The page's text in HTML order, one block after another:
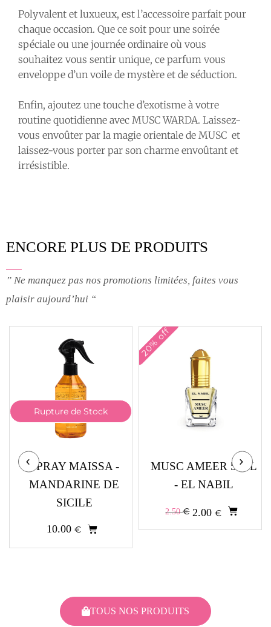
Polyvalent et luxueux, est l’accessoire parfait pour
chaque occasion. Que ce soit pour une soirée
spéciale ou une journée ordinaire où vous
souhaitez vous sentir unique, ce parfum vous
enveloppe d’un voile de mystère et de séduction.
Enfin, ajoutez une touche d’exotisme à votre
routine quotidienne avec MUSC WARDA. Laissez-
vous envoûter par la magie orientale de MUSC et
laissez-vous porter par son charme envoûtant et
irrésistible.
ENCORE PLUS DE PRODUITS
” Ne manquez pas nos promotions limitées, faites vous
plaisir aujourd’hui “
Rupture de Stock
SPRAY MAISSA -
MANDARINE DE
SICILE
10.00€
20% off
MUSC AMEER 5 ML
- EL NABIL
2.50€
LE
PRIX
INITIAL
ÉTAIT :
2.00€
LE
PRIX
ACTUEL
EST :
TOUS NOS PRODUITS